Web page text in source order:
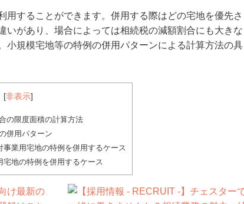
用することができます。併用する際はどの宅地を優先さ
いがあり、場合によっては相続税の減額割合にも大きな
小規模宅地等の特例の併用パターンによる計算方法の具
[非表示]
の限度面積の計算方法
併用パターン
業用宅地の特例を併用するケース
地の特例を併用するケース